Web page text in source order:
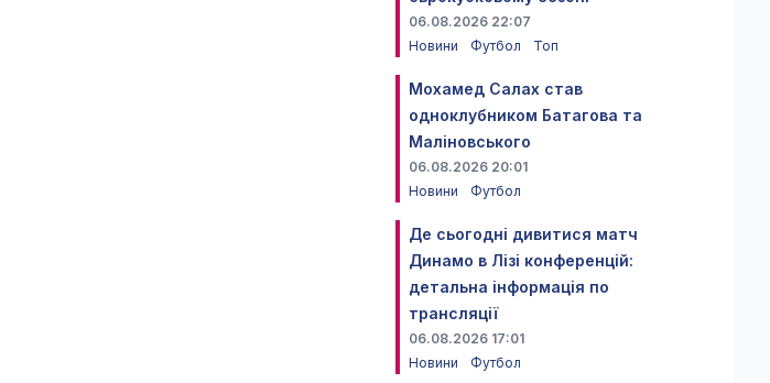
06.08.2026 22:07
Новини
Футбол Топ
Мохамед Салах став
одноклубником Батагова та
Маліновського
06.08.2026 20:01
Новини
Футбол
Де сьогодні дивитися матч
Динамо в Лізі конференцій:
детальна інформація по
трансляції
06.08.2026 17:01
Новини
Футбол